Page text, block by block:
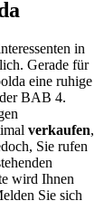
in
Gerade für
eine ruhige
BAB 4.
verkaufen,
Sie rufen
wird Ihnen
Sie sich